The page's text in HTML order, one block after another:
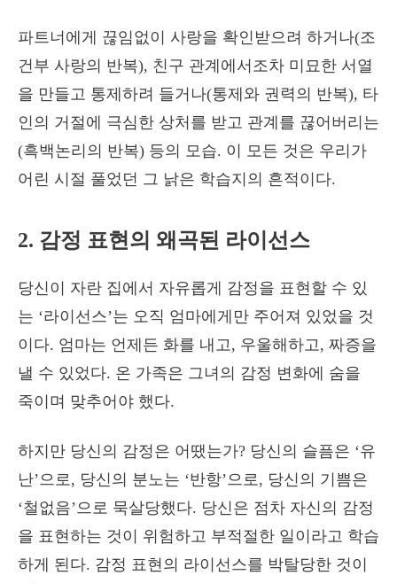
파트너에게 끊임없이 사랑을 확인받으려 하거나(조
건부 사랑의 반복), 친구 관계에서조차 미묘한 서열
을 만들고 통제하려 들거나(통제와 권력의 반복), 타
인의 거절에 극심한 상처를 받고 관계를 끊어버리는
(흑백논리의 반복) 등의 모습. 이 모든 것은 우리가
어린 시절 풀었던 그 낡은 학습지의 흔적이다.
2. 감정 표현의 왜곡된 라이선스
당신이 자란 집에서 자유롭게 감정을 표현할 수 있
는 ‘라이선스’는 오직 엄마에게만 주어져 있었을 것
이다. 엄마는 언제든 화를 내고, 우울해하고, 짜증을
낼 수 있었다. 온 가족은 그녀의 감정 변화에 숨을
죽이며 맞추어야 했다.
하지만 당신의 감정은 어땠는가? 당신의 슬픔은 ‘유
난’으로, 당신의 분노는 ‘반항’으로, 당신의 기쁨은
‘철없음’으로 묵살당했다. 당신은 점차 자신의 감정
을 표현하는 것이 위험하고 부적절한 일이라고 학습
하게 된다. 감정 표현의 라이선스를 박탈당한 것이